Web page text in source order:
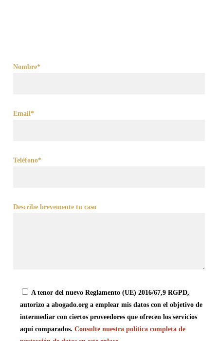
Nombre*
Email*
Teléfono*
Describe brevemente tu caso
A tenor del nuevo Reglamento (UE) 2016/67,9 RGPD,
autorizo a abogado.org a emplear mis datos con el objetivo de
intermediar con ciertos proveedores que ofrecen los servicios
aquí comparados. Consulte nuestra política completa de